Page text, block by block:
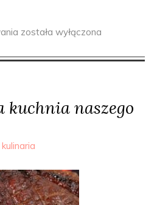
została wyłączona
kuchnia naszego
kulinaria